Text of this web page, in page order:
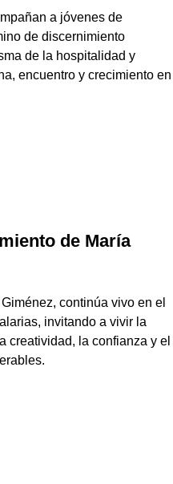
a jóvenes de
de discernimiento
de la hospitalidad y
encuentro y crecimiento en
de María
continúa vivo en el
invitando a vivir la
creatividad, la confianza y el